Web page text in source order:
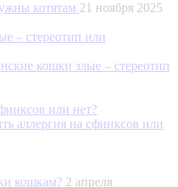
котятам 21 ноября 2025
кошки злые – стереотип
аллергия на сфинксов или
кошкам? 2 апреля